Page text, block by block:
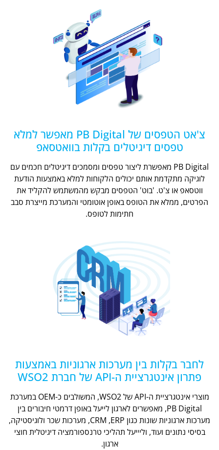
צ'אט הטפסים של PB Digital מאפשר למלא
טפסים דיגיטלים בקלות בוואטסאפ
PB Digital מאפשרת ליצור טפסים ומסמכים דיגיטלים חכמים עם
לוגיקה מתקדמת אותם יכולים הלקוחות למלא באמצעות הודעת
ווטסאפ או צ'ט. 'בוט' הטפסים מבקש מהמשתמש להקליד את
הפרטים, ממלא את הטופס באופן אוטומטי והמערכת מייצרת סבב
חתימות לטופס.
לחבר בקלות בין מערכות ארגוניות באמצעות
פתרון אינטגרציית ה-API של חברת WSO2
מוצרי אינטגרציית ה-API של WSO2, המשולבים כ-OEM במערכת
PB Digital, מאפשרים לארגון לייעל באופן דרמטי חיבורים בין
מערכות ארגוניות שונות כגון CRM ,ERP, מערכות שכר ולוגיסטיקה,
בסיסי נתונים ועוד, וליייעל תהליכי טרנספורמציה דיגיטלית חוצי
ארגון.